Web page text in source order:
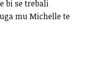
bi se trebali
mu Michelle te